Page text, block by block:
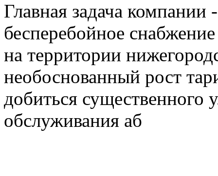
Главная задача
бесперебойное
на территории
необоснованный рост
добиться существенного
обслуживания аб